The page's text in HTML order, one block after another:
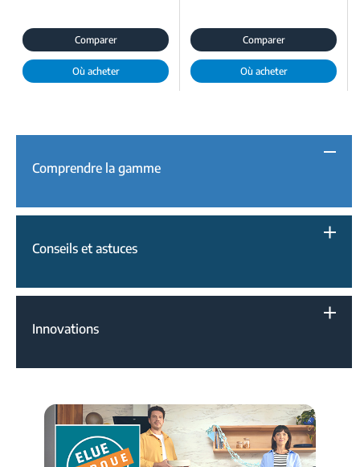
Comparer
Où acheter
Comparer
Où acheter
Comprendre la gamme
Conseils et astuces
Innovations